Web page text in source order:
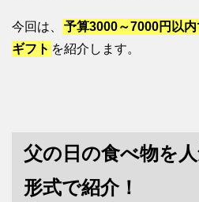
今回は、
予算3000～7000円以
ギフト を紹介します。
父の日の食べ物を
形式で紹介！